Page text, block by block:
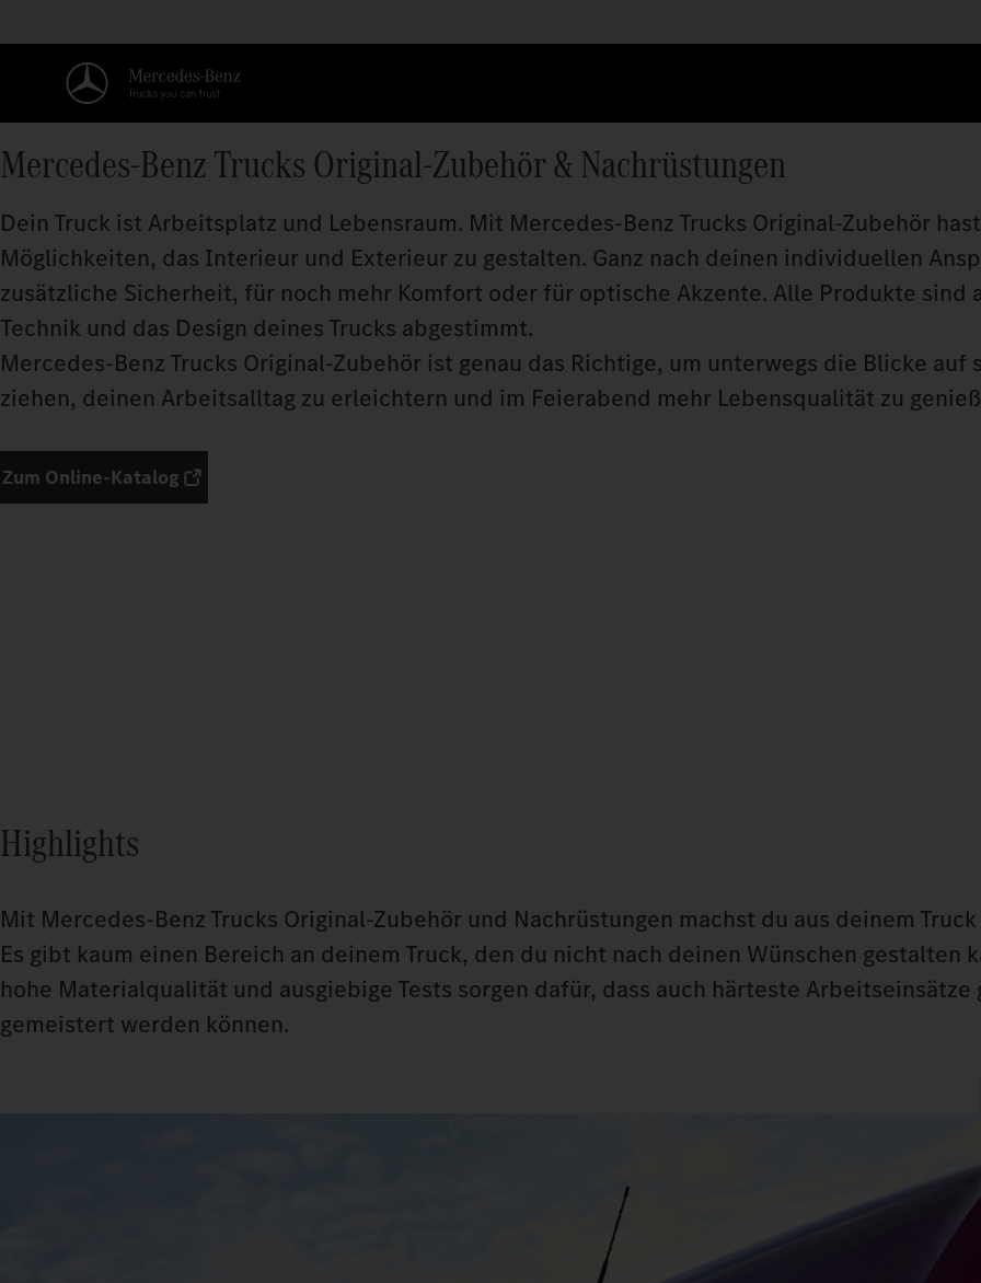
Mercedes‑Benz Trucks Original-Zubehör & Nachrüstungen
Dein Truck ist Arbeitsplatz und Lebensraum. Mit Mercedes‑Benz Trucks Original‑Zubehör
Möglichkeiten, das Interieur und Exterieur zu gestalten. Ganz nach deinen individuellen
zusätzliche Sicherheit, für noch mehr Komfort oder für optische Akzente. Alle Produkte sind
Technik und das Design deines Trucks abgestimmt.
Mercedes‑Benz Trucks Original-Zubehör ist genau das Richtige, um unterwegs die Blicke auf
ziehen, deinen Arbeitsalltag zu erleichtern und im Feierabend mehr Lebensqualität zu
Zum Online-Katalog
Highlights
Mit Mercedes-Benz Trucks Original-Zubehör und Nachrüstungen machst du aus deinem
Es gibt kaum einen Bereich an deinem Truck, den du nicht nach deinen Wünschen gestalten
hohe Materialqualität und ausgiebige Tests sorgen dafür, dass auch härteste Arbeitseinsätze
gemeistert werden können.